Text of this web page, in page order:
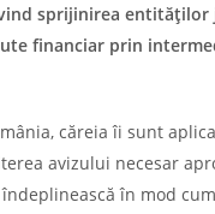
sprijinirea
financiar prin
căreia îi sunt
avizului necesar
în mod